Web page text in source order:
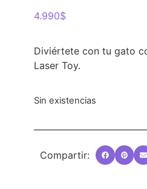
4.990$
Diviértete con tu gato
Laser Toy.
Sin existencias
Compartir: